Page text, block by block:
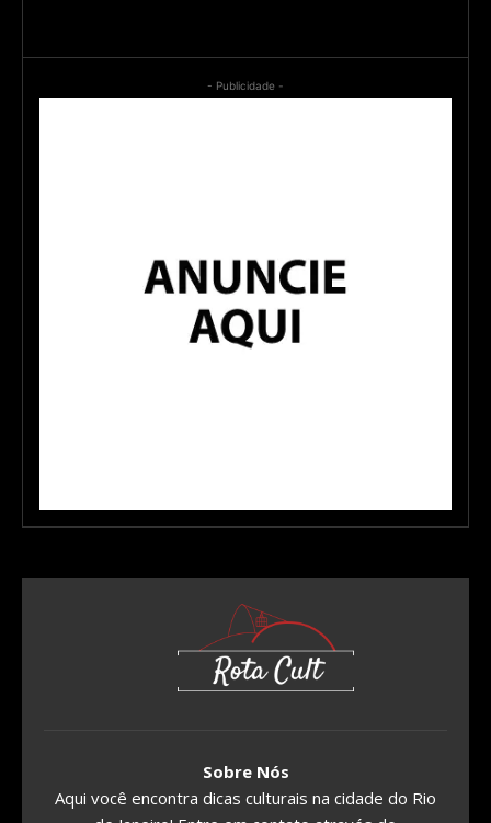
- Publicidade -
Sobre Nós
Aqui você encontra dicas culturais na cidade do Rio